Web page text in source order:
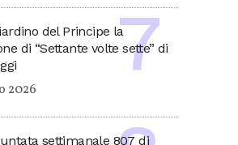
del Principe la
di “Settante volte sette” di
2026
settimanale 807 di